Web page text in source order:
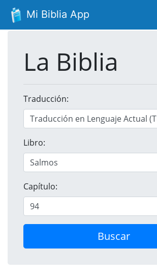
Mi Biblia App
La Biblia
Traducción:
Libro:
Capítulo:
Buscar